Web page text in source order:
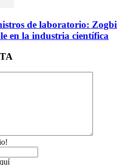
de laboratorio: Zogbi
en la industria científica